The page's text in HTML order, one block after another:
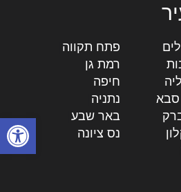
פתח
פתח תקווה
רמת גן
חיפה
סבא נתניה
באר שבע
נס ציונה